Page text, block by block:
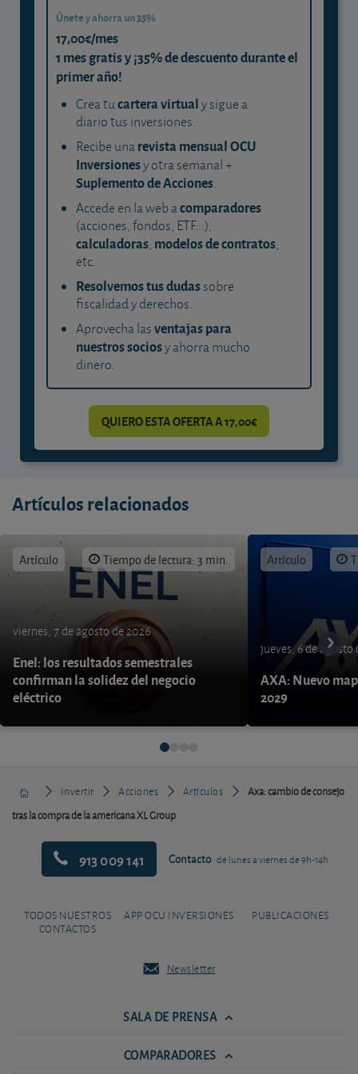
Únete y ahorra un 35%
17,00€/mes
1 mes gratis y ¡35% de descuento durante el
primer año!
Crea tucartera virtualy sigue a
diario tus inversiones.
Recibe unarevista mensual OCU
Inversionesy otra semanal +
Suplemento de Acciones.
Accede en la web acomparadores
(acciones, fondos, ETF...),
calculadoras, modelos de contratos,
etc.
Resolvemos tus dudassobre
fiscalidad y derechos.
Aprovecha lasventajas para
nuestros sociosy ahorra mucho
dinero.
QUIERO ESTA OFERTA A 17,00€
Artículos relacionados
Artículo Tiempo de lectura: 3 min.
viernes, 7 de agosto de 2026
Enel: los resultados semestrales
confirman la solidez del negocio
eléctrico
Artículo
jueves, 6 de agosto
AXA: Nuevo
2029
Invertir Acciones Artículos
Axa: cambio de consejo
tras la compra de la americana XL Group
913 009 141 Contacto de lunes a viernes de 9h-14h
TODOS NUESTROS
CONTACTOS
APP OCU INVERSIONES PUBLICACIONES
Newsletter
SALA DE PRENSA
COMPARADORES